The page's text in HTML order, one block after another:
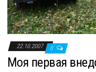
22.10.2007 0
Моя первая